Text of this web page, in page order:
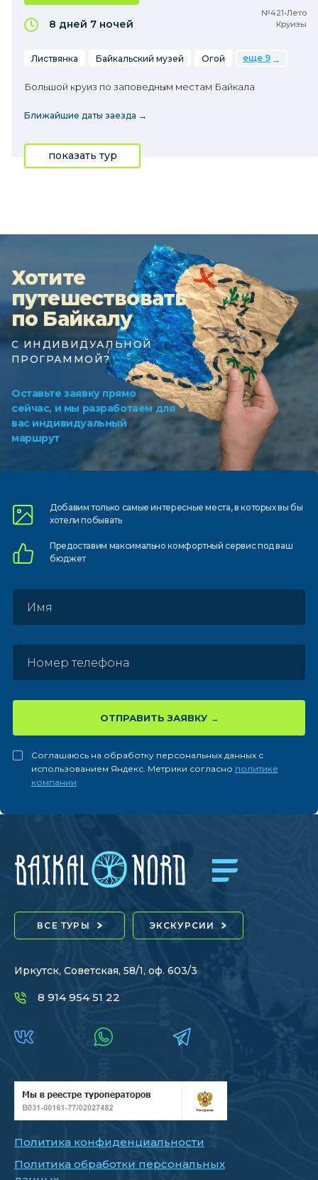
№421•Лето
Круизы
8 дней 7 ночей
Листвянка Байкальский музей Огой еще 9
Большой круиз по заповедным местам Байкала
Ближайшие даты заезда →
показать тур
Хотите
путешествовать
по Байкалу
С ИНДИВИДУАЛЬНОЙ
ПРОГРАММОЙ?
Оставьте заявку прямо
сейчас, и мы разработаем для
вас индивидуальный
маршрут
Добавим только самыеинтересные места, в которыхвы бы
хотели побывать
Предоставим максимально комфортныйсервис под ваш
бюджет
ОТПРАВИТЬ ЗАЯВКУ
Соглашаюсь на обработку персональных данных с
использованием Яндекс. Метрики согласно политике
компании
ВСЕ ТУРЫ ЭКСКУРСИИ
Иркутск, Советская, 58/1, оф. 603/3
8 914 954 51 22
Политика конфиденциальности
Политика обработки персональных